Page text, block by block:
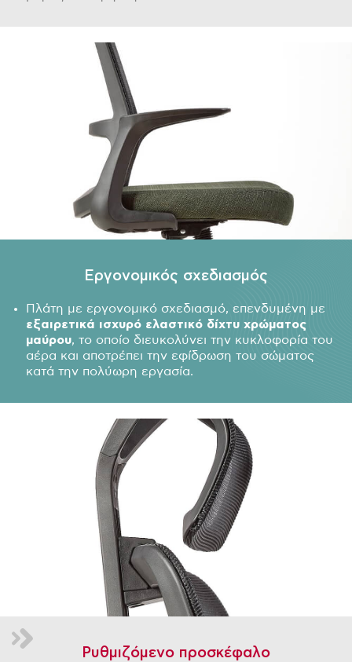
Εργονομικός σχεδιασμός
Πλάτη με εργονομικό σχεδιασμό, επενδυμένη με
εξαιρετικά ισχυρό ελαστικό δίχτυ χρώματος
μαύρου, το οποίο διευκολύνει την κυκλοφορία του
αέρα και αποτρέπει την εφίδρωση του σώματος
κατά την πολύωρη εργασία.
Ρυθμιζόμενο προσκέφαλο